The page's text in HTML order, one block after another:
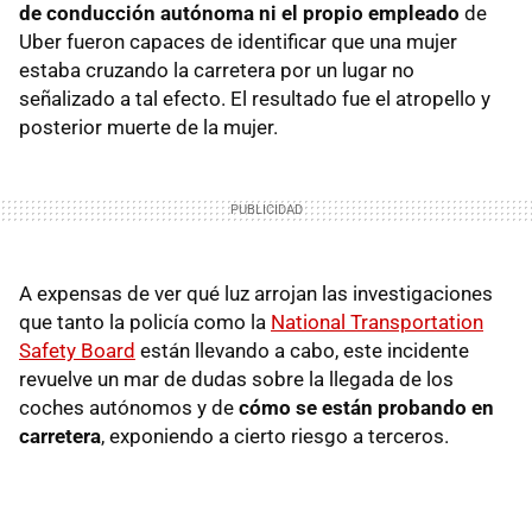
de conducción autónoma ni el propio empleado de
Uber fueron capaces de identificar que una mujer
estaba cruzando la carretera por un lugar no
señalizado a tal efecto. El resultado fue el atropello y
posterior muerte de la mujer.
A expensas de ver qué luz arrojan las investigaciones
que tanto la policía como la National Transportation
Safety Board están llevando a cabo, este incidente
revuelve un mar de dudas sobre la llegada de los
coches autónomos y de cómo se están probando en
carretera, exponiendo a cierto riesgo a terceros.